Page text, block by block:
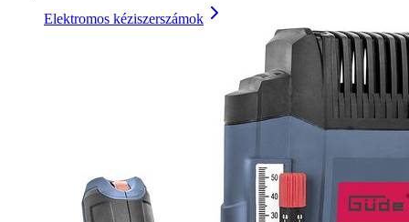
Elektromos kéziszerszámok